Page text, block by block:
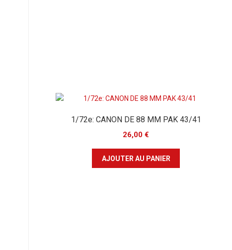
1/72e: CANON DE 88 MM PAK 43/41
26,00€
AJOUTER AU PANIER